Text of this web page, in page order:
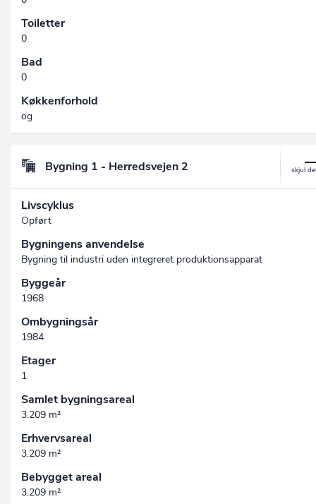
Toiletter
0
Bad
0
Køkkenforhold
og
Bygning 1 - Herredsvejen 2
Livscyklus
Opført
Bygningens anvendelse
Bygning til industri uden integreret produktionsapparat
Byggeår
1968
Ombygningsår
1984
Etager
1
Samlet bygningsareal
3.209 m²
Erhvervsareal
3.209 m²
Bebygget areal
3.209 m²